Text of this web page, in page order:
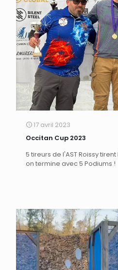
17 avril 2023
Occitan Cup 2023
5 tireurs de l'AST Roissy
on termine avec 5 Podiums !